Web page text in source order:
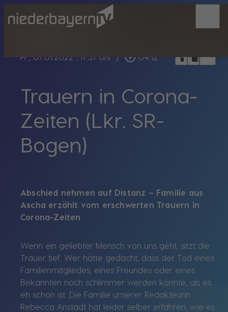
Fr., 07.01.2022 , 17:57 Uhr / play_circle_outline 04:12 headphoneschrome_reader_modebookmark_border
Trauern in Corona-
Zeiten (Lkr. SR-
Bogen)
Abschied nehmen auf Distanz – Familie aus
Ascha erzählt vom erschwerten Trauern in
Corona-Zeiten
Wenn ein geliebter Mensch von uns geht, sitzt die
Trauer tief. Wer hätte gedacht, dass der Tod eines
Familienmitgliedes, eines Freundes oder eines
Bekannten noch schlimmer werden könnte, als es
eh schon ist. Die Familie unserer Redakteurin
Rebecca Anstadt hat leider selber erfahren, wie es